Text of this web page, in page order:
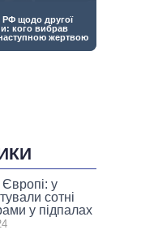
Європі: у
сотні
у підпалах